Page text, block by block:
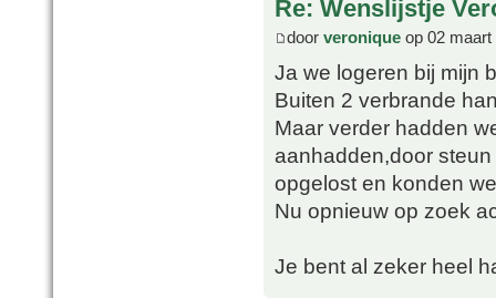
Re: Wenslijstje
door veronique op 02 maart
Ja we logeren bij mijn
Buiten 2 verbrande
Maar verder hadden
aanhadden,door
opgelost en konden
Nu opnieuw op zoek
Je bent al zeker heel